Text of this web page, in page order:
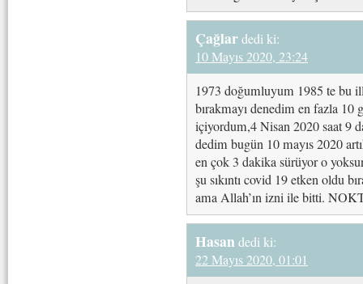
Çağlardedi ki:
10 Mayıs 2020, 23:24
1973 doğumluyum 1985 te bu
bırakmayı denedim en fazla
içiyordum,4 Nisan 2020 saat 9
dedim bugün 10 mayıs 2020
en çok 3 dakika sürüyor o
şu sıkıntı covid 19 etken oldu
ama Allah’ın izni ile bitti.
Hasandedi ki:
22 Mayıs 2020, 01:01